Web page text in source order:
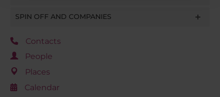
SPIN OFF AND COMPANIES
Contacts
People
Places
Calendar